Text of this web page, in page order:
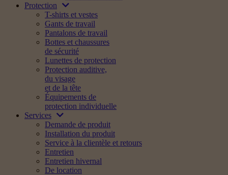
Protection
T-shirts et vestes
Gants de travail
Pantalons de travail
Bottes et chaussures
de sécurité
Lunettes de protection
Protection auditive,
du visage
et de la tête
Équipements de
protection individuelle
Services
Demande de produit
Installation du produit
Service à la clientèle et retours
Entretien
Entretien hivernal
De location